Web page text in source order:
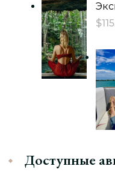
$
Доступные